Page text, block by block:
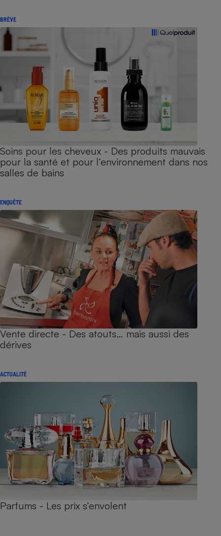
BRÈVE
Soins pour les cheveux - Des produits mauvais
pour la santé et pour l’environnement dans nos
salles de bains
ENQUÊTE
Vente directe - Des atouts… mais aussi des
dérives
ACTUALITÉ
Parfums - Les prix s’envolent